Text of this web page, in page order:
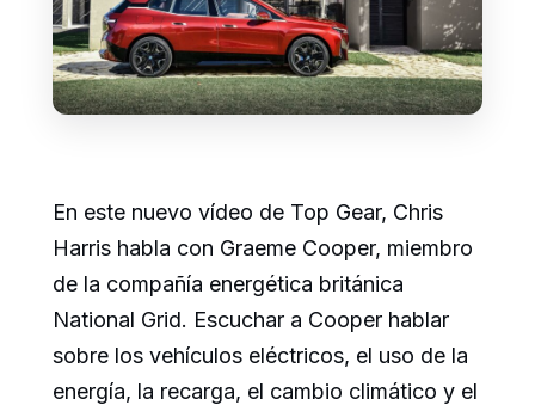
En este nuevo vídeo de Top Gear, Chris
Harris habla con Graeme Cooper, miembro
de la compañía energética británica
National Grid. Escuchar a Cooper hablar
sobre los vehículos eléctricos, el uso de la
energía, la recarga, el cambio climático y el